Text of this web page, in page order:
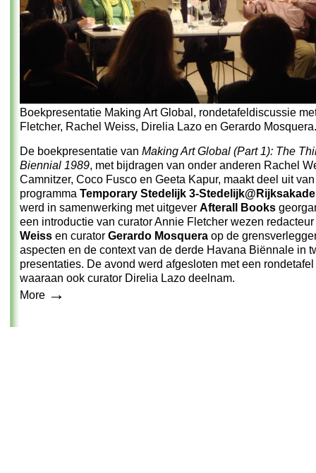
Boekpresentatie Making Art Global, rondetafeldiscussie
Fletcher, Rachel Weiss, Direlia Lazo en Gerardo Mosquera.
De boekpresentatie van Making Art Global (Part 1): The
Biennial 1989, met bijdragen van onder anderen Rachel
Camnitzer, Coco Fusco en Geeta Kapur, maakt deel uit
programma Temporary Stedelijk 3-
werd in samenwerking met uitgever Afterall Books
een introductie van curator Annie Fletcher wezen redacteur
Weiss en curator Gerardo Mosquera op de
aspecten en de context van de derde Havana Biënnale in
presentaties. De avond werd afgesloten met een
waaraan ook curator Direlia Lazo deelnam.
More →